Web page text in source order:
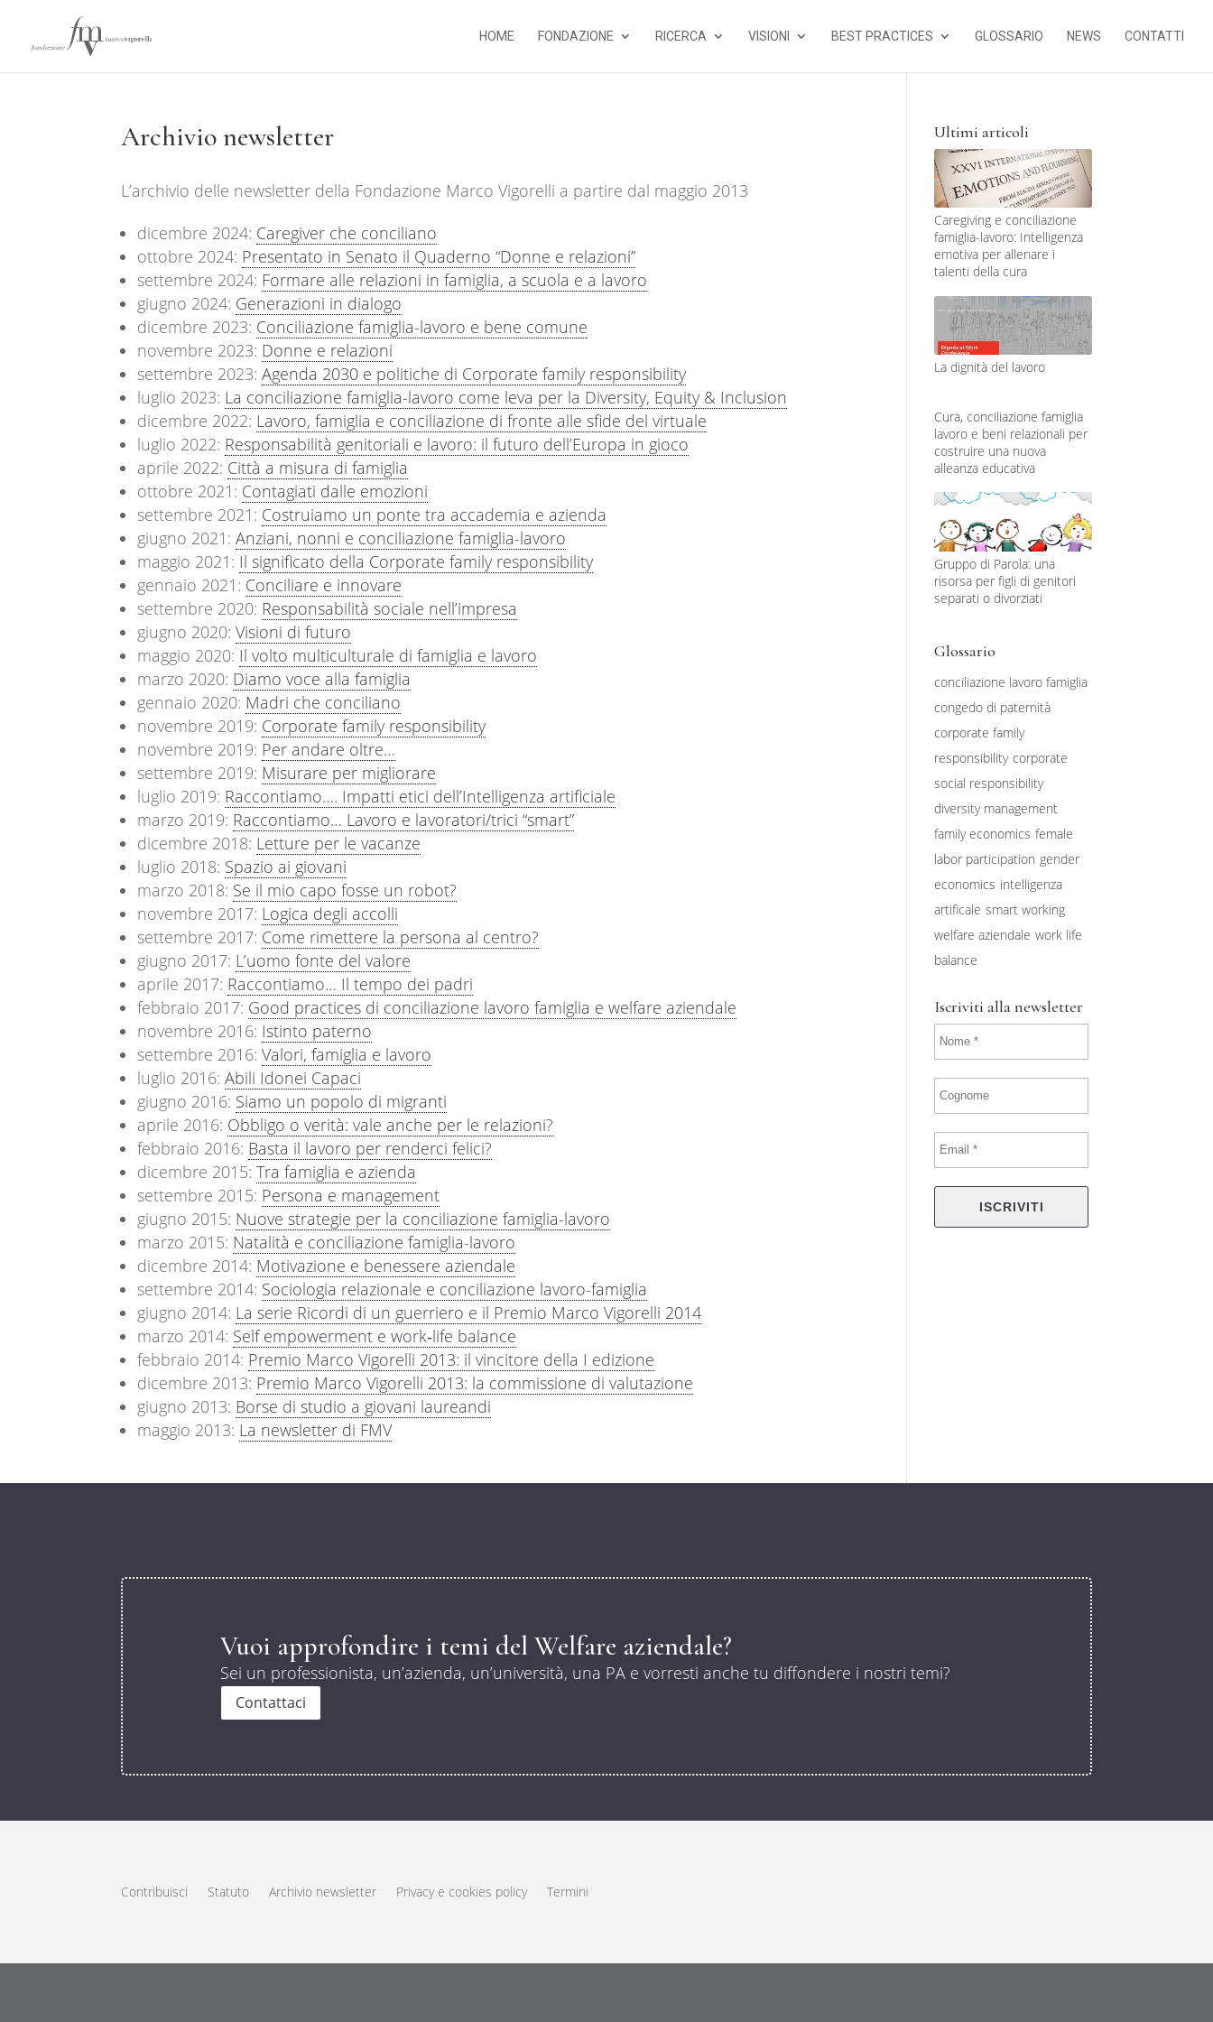
HOME FONDAZIONE RICERCA VISIONI BEST PRACTICES GLOSSARIO NEWS CONTATTI
Archivio newsletter
L’archivio delle newsletter della Fondazione Marco Vigorelli a partire dal maggio 2013
dicembre 2024: Caregiver che conciliano
ottobre 2024: Presentato in Senato il Quaderno “Donne e relazioni”
settembre 2024: Formare alle relazioni in famiglia, a scuola e a lavoro
giugno 2024: Generazioni in dialogo
dicembre 2023: Conciliazione famiglia-lavoro e bene comune
novembre 2023: Donne e relazioni
settembre 2023:Agenda 2030 e politiche di Corporate family responsibility
luglio 2023: La conciliazione famiglia-lavoro come leva per la Diversity, Equity & Inclusion
dicembre 2022: Lavoro, famiglia e conciliazione di fronte alle sfide del virtuale
luglio 2022: Responsabilità genitoriali e lavoro: il futuro dell’Europa in gioco
aprile 2022: Città a misura di famiglia
ottobre 2021: Contagiati dalle emozioni
settembre 2021: Costruiamo un ponte tra accademia e azienda
giugno 2021:Anziani, nonni e conciliazione famiglia-lavoro
maggio 2021: Il significato della Corporate family responsibility
gennaio 2021: Conciliare e innovare
settembre 2020: Responsabilità sociale nell’impresa
giugno 2020:Visioni di futuro
maggio 2020: Il volto multiculturale di famiglia e lavoro
marzo 2020: Diamo voce alla famiglia
gennaio 2020: Madri che conciliano
novembre 2019: Corporate family responsibility
novembre 2019: Per andare oltre…
settembre 2019: Misurare per migliorare
luglio 2019: Raccontiamo…. Impatti etici dell’Intelligenza artificiale
marzo 2019: Raccontiamo… Lavoro e lavoratori/trici “smart”
dicembre 2018: Letture per le vacanze
luglio 2018: Spazio ai giovani
marzo 2018: Se il mio capo fosse un robot?
novembre 2017: Logica degli accolli
settembre 2017: Come rimettere la persona al centro?
giugno 2017: L’uomo fonte del valore
aprile 2017: Raccontiamo… Il tempo dei padri
febbraio 2017: Good practices di conciliazione lavoro famiglia e welfare aziendale
novembre 2016: Istinto paterno
settembre 2016:Valori, famiglia e lavoro
luglio 2016:Abili Idonei Capaci
giugno 2016: Siamo un popolo di migranti
aprile 2016: Obbligo o verità: vale anche per le relazioni?
febbraio 2016: Basta il lavoro per renderci felici?
dicembre 2015:Tra famiglia e azienda
settembre 2015: Persona e management
giugno 2015: Nuove strategie per la conciliazione famiglia-lavoro
marzo 2015: Natalità e conciliazione famiglia-lavoro
dicembre 2014: Motivazione e benessere aziendale
settembre 2014: Sociologia relazionale e conciliazione lavoro-famiglia
giugno 2014: La serie Ricordi di un guerriero e il Premio Marco Vigorelli 2014
marzo 2014: Self empowerment e work‐life balance
febbraio 2014: Premio Marco Vigorelli 2013: il vincitore della I edizione
dicembre 2013: Premio Marco Vigorelli 2013: la commissione di valutazione
giugno 2013: Borse di studio a giovani laureandi
maggio 2013: La newsletter di FMV
Ultimi articoli
Caregiving e conciliazione
famiglia-lavoro: Intelligenza
emotiva per allenare i
talenti della cura
La dignità del lavoro
Cura, conciliazione famiglia
lavoro e beni relazionali per
costruire una nuova
alleanza educativa
Gruppo di Parola: una
risorsa per figli di genitori
separati o divorziati
Glossario
conciliazione lavoro famiglia
congedo di paternità
corporate family
responsibility corporate
social responsibility
diversity management
family economics female
labor participation gender
economics intelligenza
artificale smart working
welfare aziendale work life
balance
Iscriviti alla newsletter
Vuoi approfondire i temi del Welfare aziendale?
Sei un professionista, un’azienda, un’università, una PA e vorresti anche tu diffondere i nostri temi?
Contattaci
Contribuisci Statuto Archivio newsletter Privacy e cookies policy Termini